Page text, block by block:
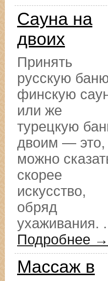
Сауна на
двоих
Принять
русскую
финскую
или же
турецкую
двоим — это,
можно
скорее
искусство,
обряд
ухаживания.
Подробнее →
Массаж в